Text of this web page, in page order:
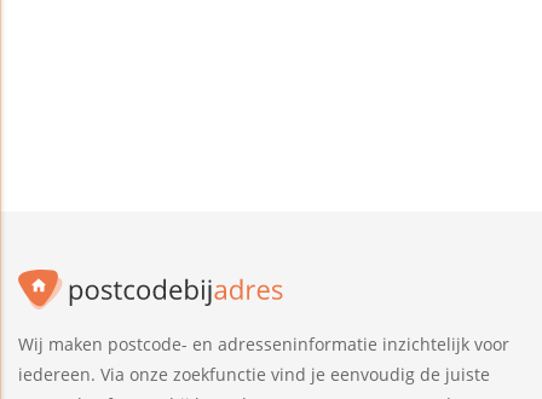
Wij maken postcode- en adresseninformatie inzichtelijk voor
iedereen. Via onze zoekfunctie vind je eenvoudig de juiste